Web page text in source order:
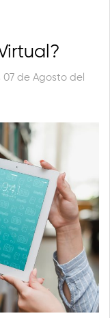
07 de Agosto del